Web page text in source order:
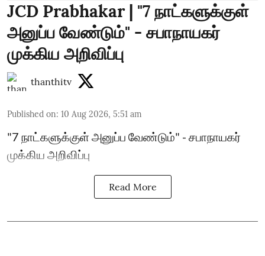
JCD Prabhakar | "7 நாட்களுக்குள்
அனுப்ப வேண்டும்" - சபாநாயகர்
முக்கிய அறிவிப்பு
thanthitv
Published on: 10 Aug 2026, 5:51 am
"7 நாட்களுக்குள் அனுப்ப வேண்டும்" - சபாநாயகர்
முக்கிய அறிவிப்பு
Read More